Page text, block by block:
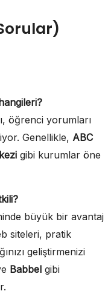
öğrenci yorumları
Genellikle, ABC
gibi kurumlar öne
büyük bir avantaj
siteleri, pratik
geliştirmenizi
Babbel gibi